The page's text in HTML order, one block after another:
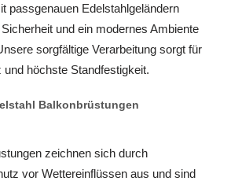
passgenauen Edelstahlgeländern
und ein modernes Ambiente
sorgfältige Verarbeitung sorgt für
und höchste Standfestigkeit.
Balkonbrüstungen
zeichnen sich durch
vor Wettereinflüssen aus und sind